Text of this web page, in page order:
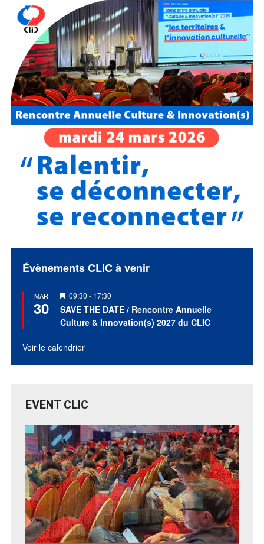
Évènements CLIC à venir
MAR
30
Mis
en
avant
09:30 - 17:30
SAVE THE DATE / Rencontre Annuelle
Culture & Innovation(s) 2027 du CLIC
Voir le calendrier
EVENT CLIC